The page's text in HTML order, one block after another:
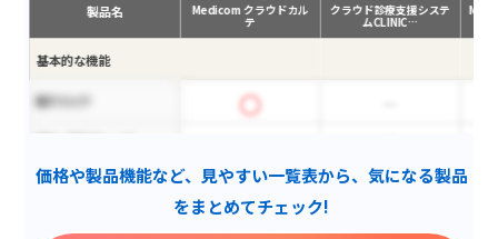
製品名
基本的な機能
電子カルテ
実施歴参照機能
Medicom クラウドカル
テ
クラウド診療支援システ
ムCLINIC…
価格や製品機能など、見やすい一覧表から、気になる製品
をまとめてチェック!